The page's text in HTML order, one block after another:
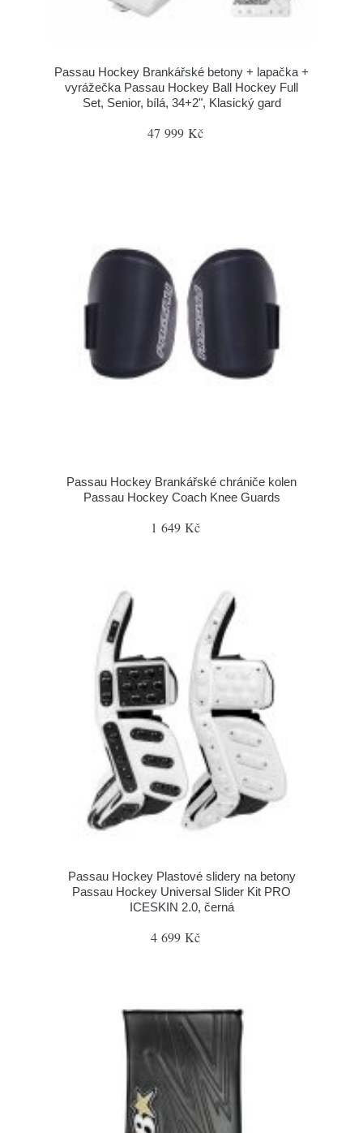
Passau Hockey Brankářské betony + lapačka +
vyrážečka Passau Hockey Ball Hockey Full
Set, Senior, bílá, 34+2", Klasický gard
47 999 Kč
Passau Hockey Brankářské chrániče kolen
Passau Hockey Coach Knee Guards
1 649 Kč
Passau Hockey Plastové slidery na betony
Passau Hockey Universal Slider Kit PRO
ICESKIN 2.0, černá
4 699 Kč